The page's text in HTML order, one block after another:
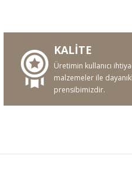
KALİTE
Üretimin kullanıcı
malzemeler ile
prensibimizdir.